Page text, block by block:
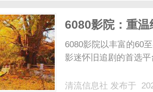
6080影院：重
6080影院以丰富的60
影迷怀旧追剧的首选
清流信息社 发布于